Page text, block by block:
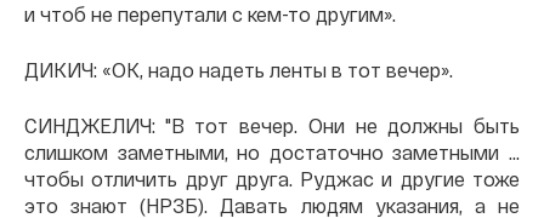
и чтоб не перепутали с кем-то другим».
ДИКИЧ: «ОК, надо надеть ленты в тот вечер».
СИНДЖЕЛИЧ: "В тот вечер. Они не должны быть
слишком заметными, но достаточно заметными ...
чтобы отличить друг друга. Руджас и другие тоже
это знают (НРЗБ). Давать людям указания, а не